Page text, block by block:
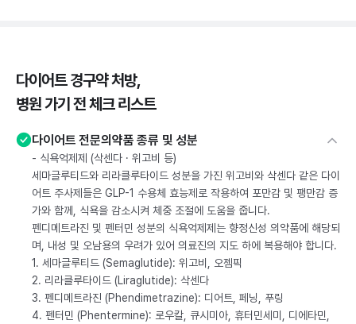
다이어트 경구약 처방,
병원 가기 전 체크 리스트
다이어트 전문의약품 종류 및 성분
- 식욕억제제 (삭센다 · 위고비 등)
세마글루티드와 리라클루타이드 성분을 가진 위고비와 삭센다 같은 다이
어트 주사제들은 GLP-1 수용체 효능제로 작용하여 포만감 및 팽만감 증
가와 함께, 식욕을 감소시켜 체중 조절에 도움을 줍니다.
펜디메트라진 및 펜터민 성분의 식욕억제제는 향정신성 의약품에 해당되
며, 내성 및 오남용의 우려가 있어 의료진의 지도 하에 복용해야 합니다.
1. 세마글루티드 (Semaglutide): 위고비, 오젬픽
2. 리라클루타이드 (Liraglutide): 삭센다
3. 펜디메트라진 (Phendimetrazine): 디어트, 페닝, 푸링
4. 펜터민 (Phentermine): 로우칼, 큐시미아, 휴터민세미, 디에타민,